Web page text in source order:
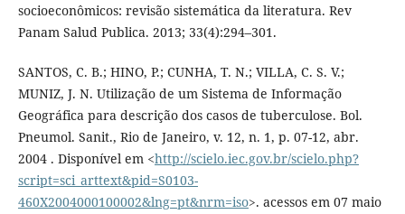
socioeconômicos: revisão sistemática da literatura. Rev
Panam Salud Publica. 2013; 33(4):294–301.
SANTOS, C. B.; HINO, P.; CUNHA, T. N.; VILLA, C. S. V.;
MUNIZ, J. N. Utilização de um Sistema de Informação
Geográfica para descrição dos casos de tuberculose. Bol.
Pneumol. Sanit., Rio de Janeiro, v. 12, n. 1, p. 07-12, abr.
2004 . Disponível em <http://scielo.iec.gov.br/scielo.php?
script=sci_arttext&pid=S0103-
460X2004000100002&lng=pt&nrm=iso>. acessos em 07 maio